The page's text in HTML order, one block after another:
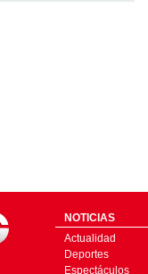
NOTICIAS
Actualidad
Deportes
Espectáculos